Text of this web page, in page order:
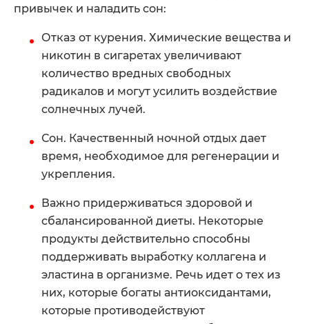
привычек и наладить сон:
Отказ от курения. Химические вещества и
никотин в сигаретах увеличивают
количество вредных свободных
радикалов и могут усилить воздействие
солнечных лучей.
Сон. Качественный ночной отдых дает
время, необходимое для регенерации и
укрепления.
Важно придерживаться здоровой и
сбалансированной диеты. Некоторые
продукты действительно способны
поддерживать выработку коллагена и
эластина в организме. Речь идет о тех из
них, которые богаты антиоксидантами,
которые противодействуют